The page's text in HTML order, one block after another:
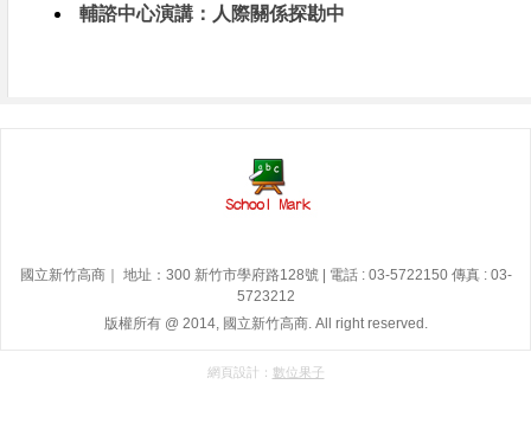
輔諮中心演講：人際關係探勘中
國立新竹高商｜ 地址：300 新竹市學府路128號 | 電話 : 03-5722150 傳真 : 03-
5723212
版權所有 @ 2014, 國立新竹高商. All right reserved.
網頁設計： 數位果子